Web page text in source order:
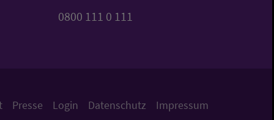
0800 111 0 111
Presse Login Datenschutz Impressum